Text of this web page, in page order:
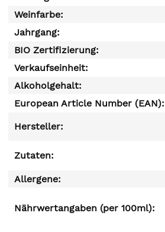
Weinfarbe:
Jahrgang:
BIO Zertifizierung:
Verkaufseinheit:
Alkoholgehalt:
European Article Number (EAN):
Hersteller:
Zutaten:
Allergene:
Nährwertangaben (per 100ml):